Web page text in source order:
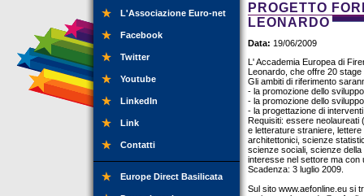
L'Associazione Euro-net
Facebook
Twitter
Youtube
LinkedIn
Link
Contatti
Europe Direct Basilicata
PROGETTO
LEONARDO
Data: 19/06/2009
L' Accademia Europea di
Leonardo, che offre 20
Gli ambiti di riferimento
- la promozione dello
- la promozione dello
- la progettazione di
Requisiti: essere neolaureati
e letterature straniere,
architettonici, scienze
scienze sociali, scienze
interesse nel settore ma con
Scadenza: 3 luglio 2009.
Sul sito www.aefonline.eu si